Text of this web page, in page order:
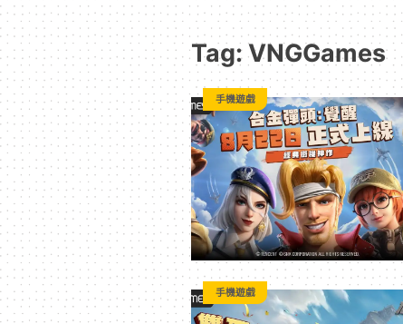
漫
二
次
元
｜
3C
Tag: VNGGames
手機遊戲
手機遊戲